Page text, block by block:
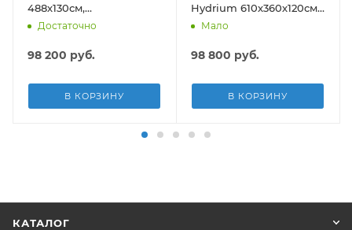
488х130см,
композитный, 21490л,
лестн, тент, подст, дисп.
Достаточно
98 200 руб.
В КОРЗИНУ
Hydrium 610х360х120см,
19929л, песч.фил.-нас
подст.
Мало
98 800 руб.
В КОРЗИНУ
КАТАЛОГ